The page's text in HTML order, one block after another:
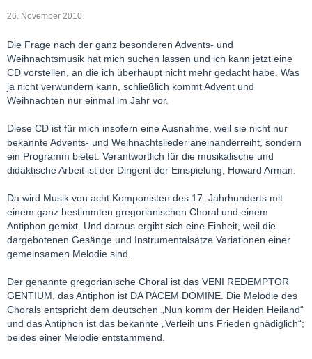
26. November 2010
Die Frage nach der ganz besonderen Advents- und
Weihnachtsmusik hat mich suchen lassen und ich kann jetzt eine
CD vorstellen, an die ich überhaupt nicht mehr gedacht habe. Was
ja nicht verwundern kann, schließlich kommt Advent und
Weihnachten nur einmal im Jahr vor.
Diese CD ist für mich insofern eine Ausnahme, weil sie nicht nur
bekannte Advents- und Weihnachtslieder aneinanderreiht, sondern
ein Programm bietet. Verantwortlich für die musikalische und
didaktische Arbeit ist der Dirigent der Einspielung, Howard Arman.
Da wird Musik von acht Komponisten des 17. Jahrhunderts mit
einem ganz bestimmten gregorianischen Choral und einem
Antiphon gemixt. Und daraus ergibt sich eine Einheit, weil die
dargebotenen Gesänge und Instrumentalsätze Variationen einer
gemeinsamen Melodie sind.
Der genannte gregorianische Choral ist das VENI REDEMPTOR
GENTIUM, das Antiphon ist DA PACEM DOMINE. Die Melodie des
Chorals entspricht dem deutschen „Nun komm der Heiden Heiland“
und das Antiphon ist das bekannte „Verleih uns Frieden gnädiglich“;
beides einer Melodie entstammend.